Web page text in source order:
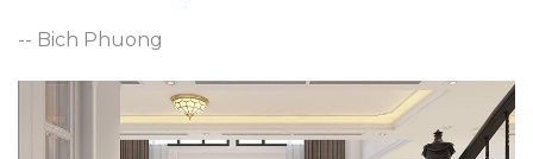
-- Bich Phuong